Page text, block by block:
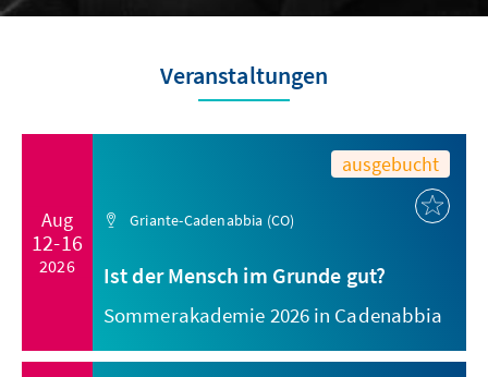
Veranstaltungen
Aug
12-16
2026
ausgebucht
Griante-Cadenabbia (CO)
Ist der Mensch im Grunde gut?
Sommerakademie 2026 in Cadenabbia